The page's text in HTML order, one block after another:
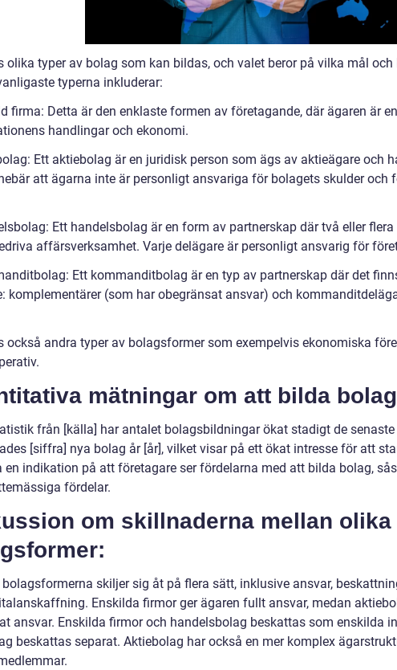
olika typer av bolag som kan bildas, och valet beror på vilka mål
typerna inkluderar:
firma: Detta är den enklaste formen av företagande, där ägaren är
handlingar och ekonomi.
Ett aktiebolag är en juridisk person som ägs av aktieägare och
att ägarna inte är personligt ansvariga för bolagets skulder och
Ett handelsbolag är en form av partnerskap där två eller
affärsverksamhet. Varje delägare är personligt ansvarig för
Ett kommanditbolag är en typ av partnerskap där det
komplementärer (som har obegränsat ansvar) och
också andra typer av bolagsformer som exempelvis ekonomiska
mätningar om att bilda
från [källa] har antalet bolagsbildningar ökat stadigt de senaste
[siffra] nya bolag år [år], vilket visar på ett ökat intresse för att
en indikation på att företagare ser fördelarna med att bilda bolag,
fördelar.
om skillnaderna mellan olika
bolagsformerna skiljer sig åt på flera sätt, inklusive ansvar,
Enskilda firmor ger ägaren fullt ansvar, medan
ansvar. Enskilda firmor och handelsbolag beskattas som enskilda
beskattas separat. Aktiebolag har också en mer komplex